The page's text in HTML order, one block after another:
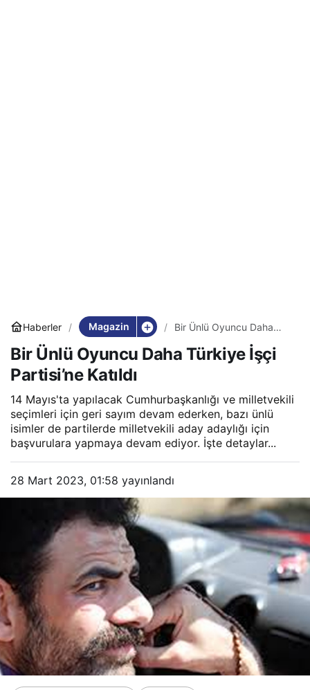
Haberler Magazin
Bir Ünlü Oyuncu Daha
Katıldı
Bir Ünlü Oyuncu Daha Türkiye İşçi
Partisi’ne Katıldı
14 Mayıs'ta yapılacak Cumhurbaşkanlığı ve milletvekili
seçimleri için geri sayım devam ederken, bazı ünlü
isimler de partilerde milletvekili aday adaylığı için
başvurulara yapmaya devam ediyor. İşte detaylar...
28 Mart 2023, 01:58 yayınlandı